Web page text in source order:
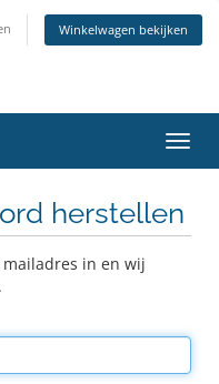
Winkelwagen bekijken
in-/
herstellen
mailadres in en wij